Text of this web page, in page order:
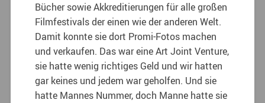
Bücher sowie Akkreditierungen für alle großen
Filmfestivals der einen wie der anderen Welt.
Damit konnte sie dort Promi-Fotos machen
und verkaufen. Das war eine Art Joint Venture,
sie hatte wenig richtiges Geld und wir hatten
gar keines und jedem war geholfen. Und sie
hatte Mannes Nummer, doch Manne hatte sie